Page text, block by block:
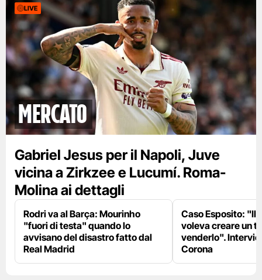
LIVE
mercato
Gabriel Jesus per il Napoli, Juve
vicina a Zirkzee e Lucumí. Roma-
Molina ai dettagli
Rodri va al Barça: Mourinho
"fuori di testa" quando lo
avvisano del disastro fatto dal
Real Madrid
Caso Esposito: "Il
voleva creare un
venderlo".
Corona